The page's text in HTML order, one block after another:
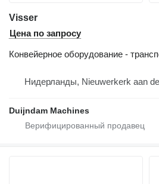
Visser
Цена по запросу
Конвейерное оборудование -
Нидерланды, Nieuwerkerk aan
Duijndam Machines